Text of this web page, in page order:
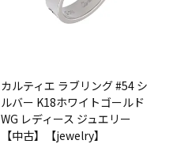
カルティエ ラブリング #54 シ
ルバー K18ホワイトゴールド
WG レディース ジュエリー
【中古】【jewelry】